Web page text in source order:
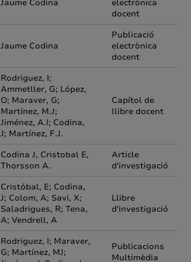
Jaume Codina
electrònica
docent
Jaume Codina
Publicació
electrònica
docent
Rodriguez, I;
Ammetller, G; López,
O; Maraver, G;
Martínez, M.J;
Jiménez, A.I; Codina,
J; Martínez, F.J.
Capítol de
llibre docent
Codina J, Cristobal E,
Thorsson A.
Article
d'investigació
Cristóbal, E; Codina,
J; Colom, A; Savi, X;
Saladrigues, R; Tena,
A; Vendrell, A
Llibre
d'investigació
Rodriguez, I; Maraver,
G; Martínez, MJ;
Publicacions
Multimèdia